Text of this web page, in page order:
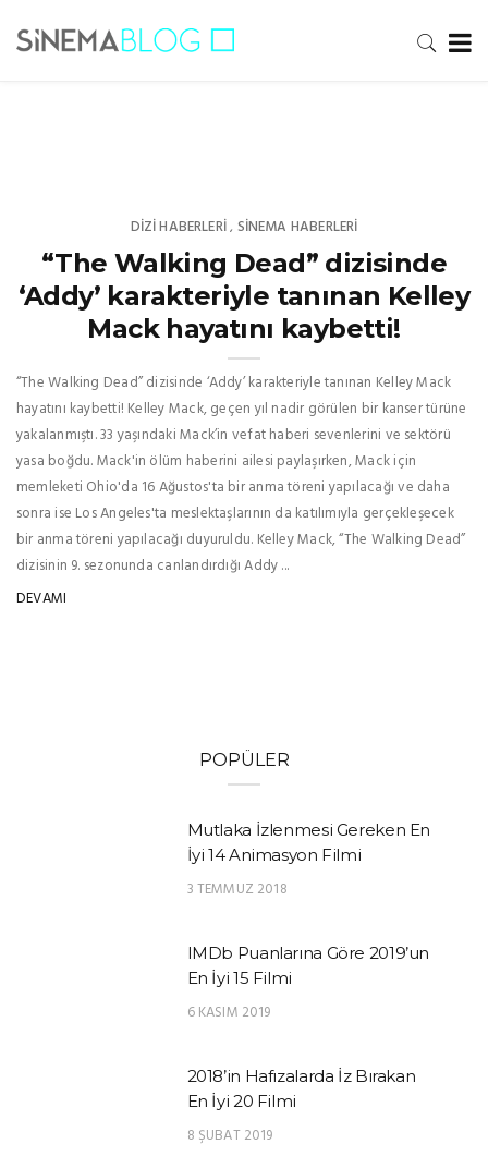
DIZI HABERLERI, SINEMA HABERLERI
“The Walking Dead” dizisinde
‘Addy’ karakteriyle tanınan Kelley
Mack hayatını kaybetti!
“The Walking Dead” dizisinde ‘Addy’ karakteriyle tanınan Kelley Mack
hayatını kaybetti! Kelley Mack, geçen yıl nadir görülen bir kanser türüne
yakalanmıştı. 33 yaşındaki Mack’in vefat haberi sevenlerini ve sektörü
yasa boğdu. Mack'in ölüm haberini ailesi paylaşırken, Mack için
memleketi Ohio'da 16 Ağustos'ta bir anma töreni yapılacağı ve daha
sonra ise Los Angeles'ta meslektaşlarının da katılımıyla gerçekleşecek
bir anma töreni yapılacağı duyuruldu. Kelley Mack, “The Walking Dead”
dizisinin 9. sezonunda canlandırdığı Addy ...
DEVAMI
POPÜLER
Mutlaka İzlenmesi Gereken En
İyi 14 Animasyon Filmi
3 TEMMUZ 2018
IMDb Puanlarına Göre 2019’un
En İyi 15 Filmi
6 KASIM 2019
2018’in Hafızalarda İz Bırakan
En İyi 20 Filmi
8 ŞUBAT 2019